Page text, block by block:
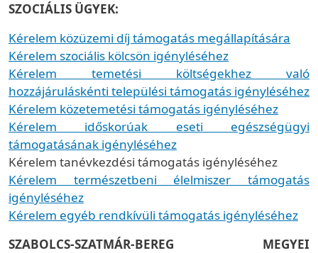
SZOCIÁLIS ÜGYEK:
Kérelem közüzemi díj támogatás megállapítására
Kérelem szociális kölcsön igényléséhez
Kérelem temetési költségekhez való
hozzájáruláskénti települési támogatás igényléséhez
Kérelem közetemetési támogatás igényléséhez
Kérelem időskorúak eseti egészségügyi
támogatásának igényléséhez
Kérelem tanévkezdési támogatás igényléséhez
Kérelem természetbeni élelmiszer támogatás
igényléséhez
Kérelem egyéb rendkívüli támogatás igényléséhez
SZABOLCS-SZATMÁR-BEREG MEGYEI